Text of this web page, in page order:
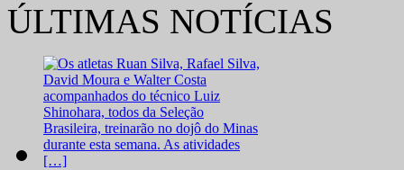
ÚLTIMAS NOTÍCIAS